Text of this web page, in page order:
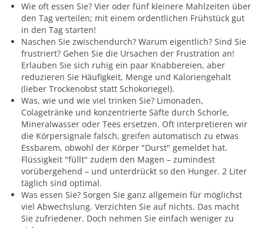
Wie oft essen Sie? Vier oder fünf kleinere Mahlzeiten über
den Tag verteilen; mit einem ordentlichen Frühstück gut
in den Tag starten!
Naschen Sie zwischendurch? Warum eigentlich? Sind Sie
frustriert? Gehen Sie die Ursachen der Frustration an!
Erlauben Sie sich ruhig ein paar Knabbereien, aber
reduzieren Sie Häufigkeit, Menge und Kaloriengehalt
(lieber Trockenobst statt Schokoriegel).
Was, wie und wie viel trinken Sie? Limonaden,
Colagetränke und konzentrierte Säfte durch Schorle,
Mineralwasser oder Tees ersetzen. Oft interpretieren wir
die Körpersignale falsch, greifen automatisch zu etwas
Essbarem, obwohl der Körper "Durst" gemeldet hat.
Flüssigkeit "füllt" zudem den Magen – zumindest
vorübergehend – und unterdrückt so den Hunger. 2 Liter
täglich sind optimal.
Was essen Sie? Sorgen Sie ganz allgemein für möglichst
viel Abwechslung. Verzichten Sie auf nichts. Das macht
Sie zufriedener. Doch nehmen Sie einfach weniger zu